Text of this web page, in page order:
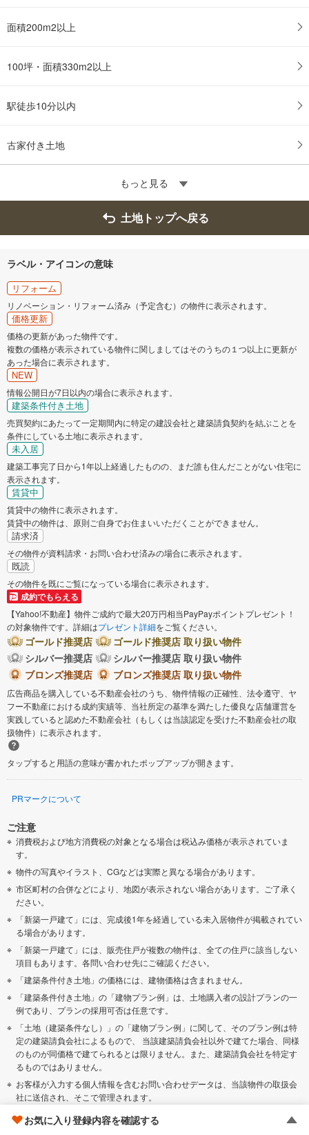
面積200m2以上
100坪・面積330m2以上
駅徒歩10分以内
古家付き土地
もっと見る
土地トップへ戻る
ラベル・アイコンの意味
リフォーム
リノベーション・リフォーム済み（予定含む）の物件に表示されます。
価格更新
価格の更新があった物件です。
複数の価格が表示されている物件に関しましてはそのうちの１つ以上に更新が
あった場合に表示されます。
NEW
情報公開日が7日以内の場合に表示されます。
建築条件付き土地
売買契約にあたって一定期間内に特定の建設会社と建築請負契約を結ぶことを
条件にしている土地に表示されます。
未入居
建築工事完了日から1年以上経過したものの、まだ誰も住んだことがない住宅に
表示されます。
賃貸中
賃貸中の物件に表示されます。
賃貸中の物件は、原則ご自身でお住まいいただくことができません。
請求済
その物件が資料請求・お問い合わせ済みの場合に表示されます。
既読
その物件を既にご覧になっている場合に表示されます。
成約でもらえる
【Yahoo!不動産】物件ご成約で最大20万円相当PayPayポイントプレゼント！
の対象物件です。詳細はプレゼント詳細をご覧ください。
ゴールド推奨店
ゴールド推奨店 取り扱い物件
シルバー推奨店
シルバー推奨店 取り扱い物件
ブロンズ推奨店
ブロンズ推奨店 取り扱い物件
広告商品を購入している不動産会社のうち、物件情報の正確性、法令遵守、ヤ
フー不動産における成約実績等、当社所定の基準を満たした優良な店舗運営を
実践していると認めた不動産会社（もしくは当該認定を受けた不動産会社の取
扱物件）に表示されます。
タップすると用語の意味が書かれたポップアップが開きます。
PRマークについて
ご注意
消費税および地方消費税の対象となる場合は税込み価格が表示されていま
す。
物件の写真やイラスト、CGなどは実際と異なる場合があります。
市区町村の合併などにより、地図が表示されない場合があります。ご了承く
ださい。
「新築一戸建て」には、完成後1年を経過している未入居物件が掲載されてい
る場合があります。
「新築一戸建て」には、販売住戸が複数の物件は、全ての住戸に該当しない
項目もあります。各問い合わせ先にご確認ください。
「建築条件付き土地」の価格には、建物価格は含まれません。
「建築条件付き土地」の「建物プラン例」は、土地購入者の設計プランの一
例であり、プランの採用可否は任意です。
「土地（建築条件なし）」の「建物プラン例」に関して、そのプラン例は特
定の建築請負会社によるもので、 当該建築請負会社以外で建てた場合、同様
のものが同価格で建てられるとは限りません。また、建築請負会社を特定す
るものではありません。
お客様が入力する個人情報を含むお問い合わせデータは、当該物件の取扱会
社に送信され、そこで管理されます。
お問い合わせをされたお客様へは、取扱会社がご連絡いたします。
お気に入り登録内容を確認する